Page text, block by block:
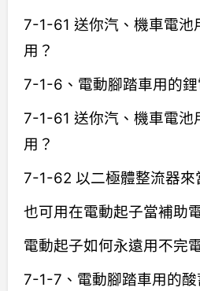
7-1-61 送你汽、機車電池
用？
7-1-6、電動腳踏車用的鋰
7-1-61 送你汽、機車電池
用？
7-1-62 以二極體整流器來
也可用在電動起子當補助
電動起子如何永遠用不完
7-1-7、電動腳踏車用的酸